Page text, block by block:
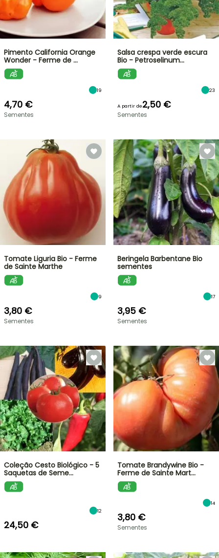
Pimento California Orange
Wonder - Ferme de …
19
4,70 €
Sementes
Salsa crespa verde escura
Bio - Petroselinum…
23
A partir de2,50 €
Sementes
Tomate Liguria Bio - Ferme
de Sainte Marthe
9
3,80 €
Sementes
Beringela Barbentane Bio
sementes
17
3,95 €
Sementes
Coleção Cesto Biológico - 5
Saquetas de Seme…
12
24,50 €
Tomate Brandywine Bio -
Ferme de Sainte Mart…
14
3,80 €
Sementes